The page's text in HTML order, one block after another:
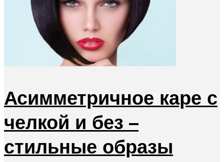
Асимметричное каре с
челкой и без –
стильные образы